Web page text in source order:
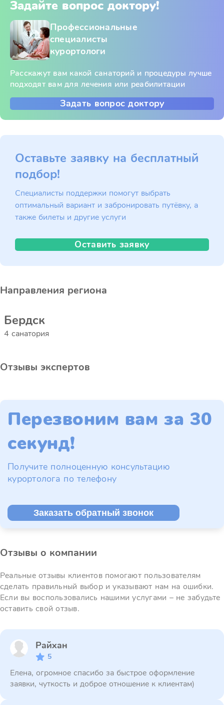
Задайте вопрос доктору!
Профессиональные
специалисты
курортологи
Расскажут вам какой санаторий и процедуры лучше
подходят вам для лечения или реабилитации
Задать вопрос доктору
Оставьте заявку на бесплатный
подбор!
Специалисты поддержки помогут выбрать
оптимальный вариант и забронировать путёвку, а
также билеты и другие услуги
Оставить заявку
Направления региона
Бердск
4 санатория
Отзывы экспертов
Перезвоним вам за 30
секунд!
Получите полноценную консультацию
курортолога по телефону
Заказать обратный звонок
Отзывы о компании
Реальные отзывы клиентов помогают пользователям
сделать правильный выбор и указывают нам на ошибки.
Если вы воспользовались нашими услугами – не забудьте
оставить свой отзыв.
Райхан
5
Елена, огромное спасибо за быстрое оформление
заявки, чуткость и доброе отношение к клиентам)